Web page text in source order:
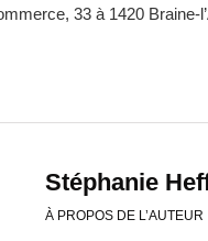
33 à 1420 Braine-
Stéphanie
À PROPOS DE L’AUTEUR